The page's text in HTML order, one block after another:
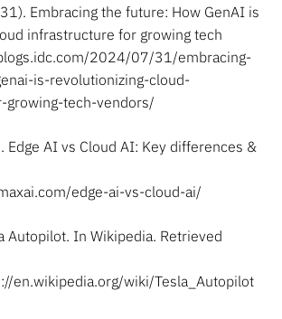
Embracing the future: How GenAI is
infrastructure for growing tech
2024/07/31/embracing-
is-revolutionizing-cloud-
tech-vendors/
Edge AI vs Cloud AI: Key differences &
edge-ai-vs-cloud-ai/
Autopilot. In Wikipedia. Retrieved
en.wikipedia.org/wiki/Tesla_Autopilot